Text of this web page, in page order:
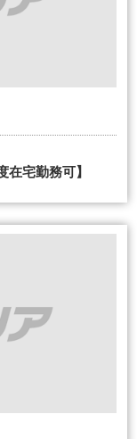
宅勤務可】